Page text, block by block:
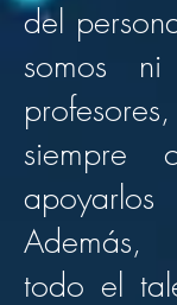
del
somos
siempre
todo el